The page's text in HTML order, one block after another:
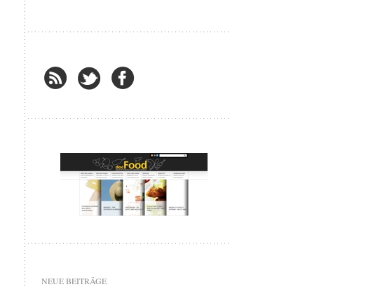
NEUE BEITRÄGE